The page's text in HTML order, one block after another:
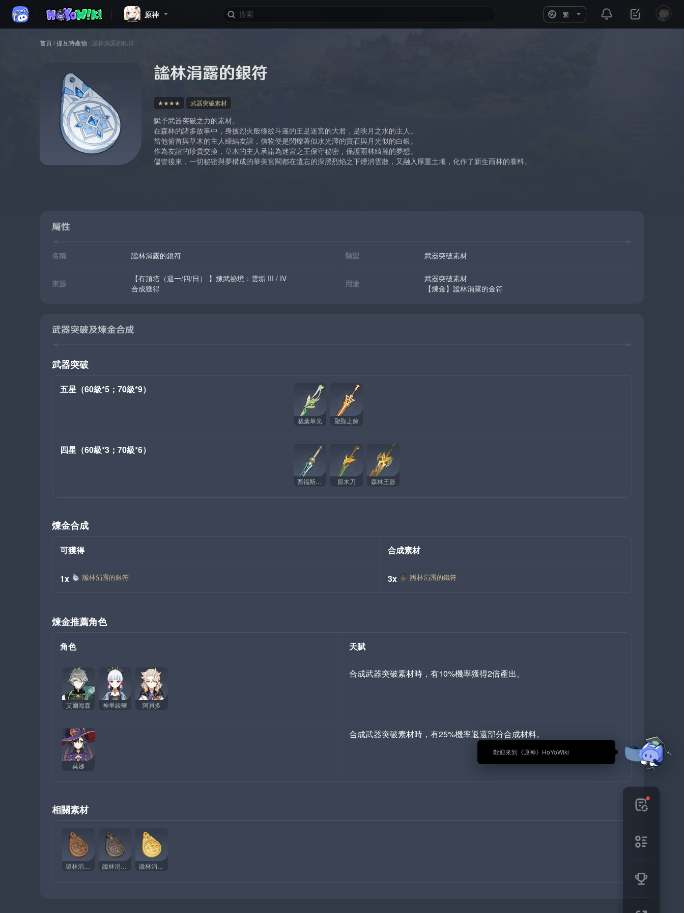
原神 繁
🎉 歡迎來到《原神》HoYoWiki
首頁/提瓦特產物 /謐林涓露的銀符
謐林涓露的銀符
★★★★ 武器突破素材
賦予武器突破之力的素材。
在森林的諸多故事中，身披烈火般條紋斗篷的王是迷宮的大君，是映月之水的主人。
當他俯首與草木的主人締結友誼，信物便是閃爍著似水光澤的寶石與月光似的白銀。
作為友誼的珍貴交換，草木的主人承諾為迷宮之王保守秘密，保護雨林綺麗的夢想。
儘管後來，一切秘密與夢構成的華美宮闕都在遺忘的深黑烈焰之下煙消雲散，又融入厚重土壤，化作了新生雨林的養料。
屬性
名稱 謐林涓露的銀符 類型 武器突破素材
來源
【有頂塔（週一/四/日） 】煉武祕境：雲垢 III / IV
合成獲得
用途
武器突破素材
【煉金】謐林涓露的金符
武器突破及煉金合成
武器突破
五星（60級*5；70級*9）
裁葉萃光 聖顯之鑰
四星（60級*3；70級*6）
原木刀 森林王器
煉金合成
可獲得 合成素材
1x 謐林涓露的銀符 3x 謐林涓露的鐵符
煉金推薦角色
角色 天賦
艾爾海森 神里綾華 阿貝多
合成武器突破素材時，有10%機率獲得2倍產出。
莫娜
合成武器突破素材時，有25%機率返還部分合成材料。
相關素材